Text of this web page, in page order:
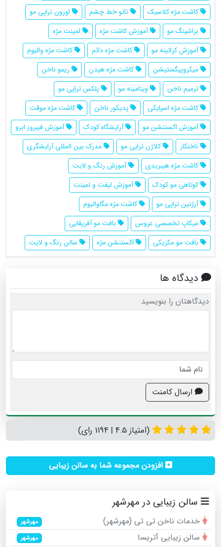
کاشت مژه کلاسیک تاتو خط چشم
اوزون تراپی مو
براشینگ مو
آموزش کاشت مژه
لمینت مژه
آموزش کراتینه مو
کاشت مژه دائم
کاشت مژه والیوم
میکروپیگمنتیشن
کاشت مژه هیدن
ریمو ناخن
ترمیم ناخن
ویتامینه مو
پلکس تراپی مو
کاشت مژه اسپایکی
پدیکور ناخن
کاشت مژه موقت
آموزش اکستنشن مو
آرایشگاه کودک
آموزش فیبروز ابرو
ناخنکار
کلاژن تراپی مو
مدرک بین المللی آرایشگری
کاشت مژه هیبریدی
آموزش رنگ و لایت
کوتاهی مو کودک
آموزش لیفت و لمینت
آرژنین تراپی مو
کاشت مژه مگاوالیوم
میکاپ تخصصی عروس
بافت مو آفریقایی
بافت مو مکزیکی
اکستنشن مژه سالن رنگ و لایت
دیدگاه ها
دیدگاهتان را بنویسید
ارسال کامنت
(امتیاز 4.5 | 1194 رای)
افزودن مجموعه شما به سالن زیبایی
سالن زیبایی در مهرشهر
خدمات ناخن تی تی (مهرشهر) مهرشهر
سالن زیبایی آتریسا مهرشهر